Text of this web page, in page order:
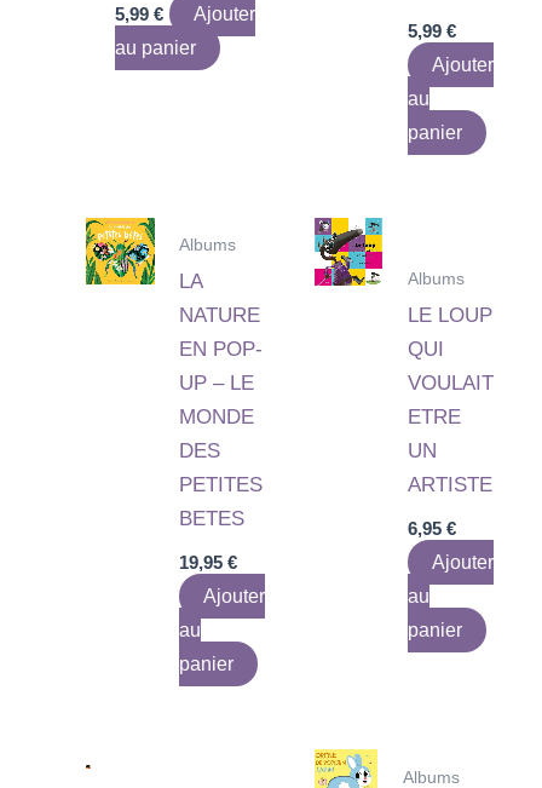
5,99€
Ajouter
au panier
5,99 €
Ajouter
au
panier
Albums
LA
NATURE
EN POP-
UP – LE
MONDE
DES
PETITES
BETES
19,95€
Ajouter
au
panier
Albums
LE LOUP
QUI
VOULAIT
ETRE
UN
ARTISTE
6,95 €
Ajouter
au
panier
Albums